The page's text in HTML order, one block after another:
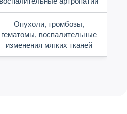
Опухоли, тромбозы,
гематомы, воспалительные
изменения мягких тканей